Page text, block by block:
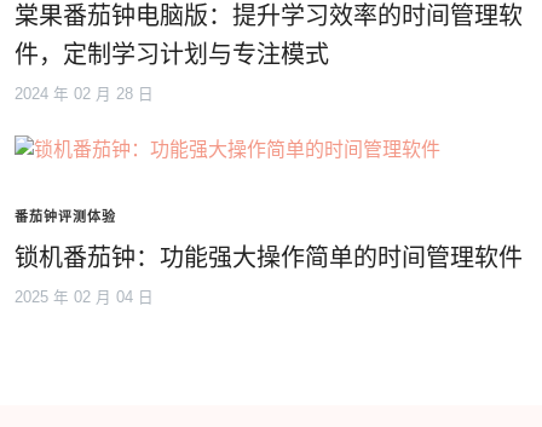
棠果番茄钟电脑版：提升学习效率的时间管理软
件，定制学习计划与专注模式
2024 年 02 月 28 日
番茄钟评测体验
锁机番茄钟：功能强大操作简单的时间管理软件
2025 年 02 月 04 日